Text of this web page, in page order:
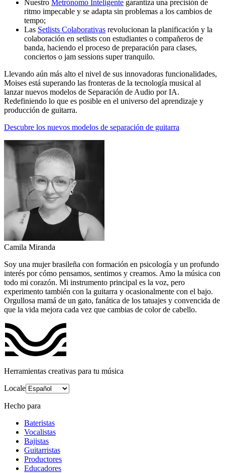
Nuestro Metrónomo Inteligente garantiza una precisión de
ritmo impecable y se adapta sin problemas a los cambios de
tempo;
Las Setlists Colaborativas revolucionan la planificación y la
colaboración en setlists con estudiantes o compañeros de
banda, haciendo el proceso de preparación para clases,
conciertos o jam sessions super tranquilo.
Llevando aún más alto el nivel de sus innovadoras funcionalidades,
Moises está superando las fronteras de la tecnología musical al
lanzar nuevos modelos de Separación de Audio por IA.
Redefiniendo lo que es posible en el universo del aprendizaje y
producción de guitarra.
Descubre los nuevos modelos de separación de guitarra
Camila Miranda
Soy una mujer brasileña con formación en psicología y un profundo
interés por cómo pensamos, sentimos y creamos. Amo la música con
todo mi corazón. Mi instrumento principal es la voz, pero
experimento también con la guitarra y ocasionalmente con el bajo.
Orgullosa mamá de un gato, fanática de los tatuajes y convencida de
que la vida mejora cada vez que cambias de color de cabello.
Herramientas creativas para tu música
Locale
Hecho para
Bateristas
Vocalistas
Bajistas
Guitarristas
Productores
Educadores